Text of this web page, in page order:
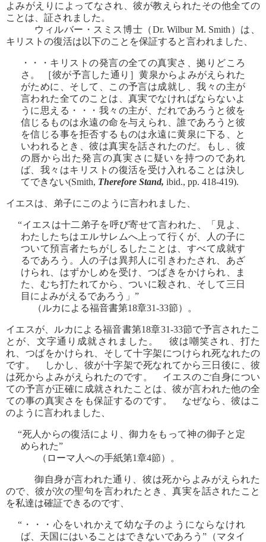
よみがえりによってなされ、彼が教えられたその他全ての
ことは、証されました。
ウィルバー・スミス博士（Dr. Wilbur M. Smith）は、
キリストの復活は以下のことを保証すると言われました、
・・・キリストの発言の全ての真実さ、拠りどころ
さ。 ［彼が予言した通り］黄泉からよみがえられた
がために、そして、この予言は成就し、我々の主が
言われた全てのことは、真実でなければならないよ
うに思える・・・我々の主が、だれであろうと彼を
信じるものは永遠の命を与えられ、誰であろうと彼
を信じる事を拒否するものは永遠に黄泉に下る、と
いわれるとき、彼は真実を話されたのだ。もし、彼
の唇から出た発言の真実さに疑いを持つのであれ
ば、我々はキリストの復活を受け入れることは決し
てできない(Smith, Therefore Stand, ibid., pp. 418-419).
イエスは、弟子にこのように言われました、
“イエスは十二弟子を呼び寄せて言われた、「見よ、
わたしたちはエルサレムへ上って行くが、人の子に
ついて預言者たちがしるしたことは、すべて成就す
るであろう。人の子は異邦人に引きわたされ、あざ
けられ、はずかしめを受け、つばきをかけられ、ま
た、むち打たれてから、ついに殺され、そして三日
目によみがえるであろう」”
（ルカによる福音書第18章31-33節）。
イエスが、ルカによる福音書第18章31-33節で予言されたこ
とが、文字通り成就されました。 彼は嘲笑され、打た
れ、つばをかけられ、そして十字架につけられ死なれたの
です。 しかし、彼が十字架で死なれてから三日後に、彼
は死からよみがえられたのです。 イエスのご自身につい
ての予言が正確に成就されたことは、彼が言われた他の全
ての事の真実さをも保証するのです。 なぜなら、彼はこ
のように言われました、
“死人からの復活により、御力をもって神の御子と定
められた”
（ローマ人への手紙第1章4節）。
御自身が言われた通り、彼は死からよみがえられた
ので、彼が次の聖句を言われたとき、真実を話されたこと
を私達は確証できるのです、
“・・・心をいれかえて幼な子のようにならなけれ
ば、天国にはいることはできないであろう”（マタイ